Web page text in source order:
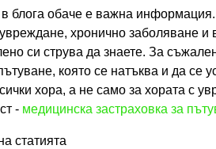
блога обаче е важна
хронично заболяване
си струва да знаете. За
която се натъква и да се
хора, а не само за хората с
- медицинска застраховка за
статията